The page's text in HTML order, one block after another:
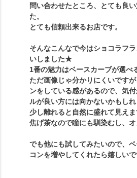
問い合わせたところ、とても良
た。
とても信頼出来るお店です。
そんなこんなで今はショコラフ
いしました★
1番の魅力はベースカーブが選べ
ただ画像じゃ分かりにくいです
ンをしている感があるので、気
ルが良い方には向かないかもしれ
少し離れると自然に盛れて見え
焦げ茶なので瞳にも馴染むし、
でも他にも試してみたいので、
コンを増やしてくれたら嬉しい